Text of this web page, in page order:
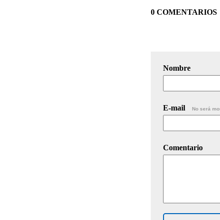
0 COMENTARIOS
Nombre
E-mail No será
Comentario